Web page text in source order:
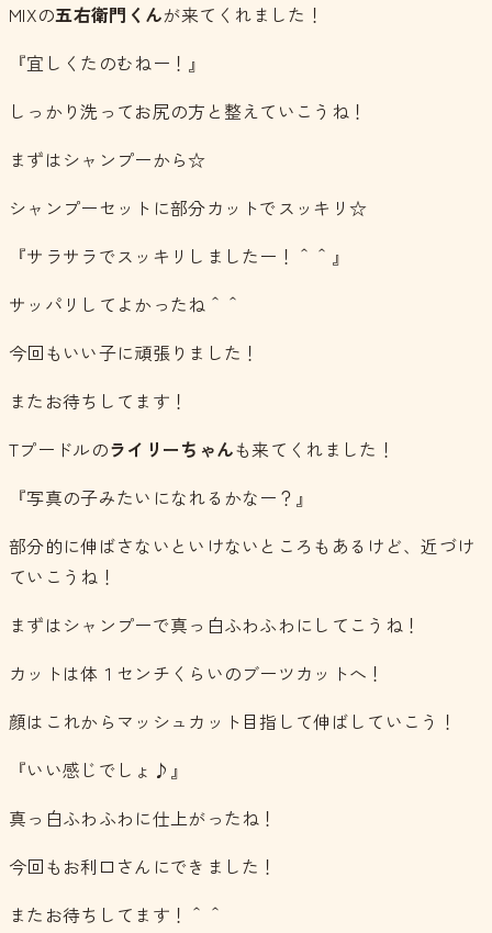
MIXの五右衛門くんが来てくれました！
『宜しくたのむねー！』
しっかり洗ってお尻の方と整えていこうね！
まずはシャンプーから☆
シャンプーセットに部分カットでスッキリ☆
『サラサラでスッキリしましたー！＾＾』
サッパリしてよかったね＾＾
今回もいい子に頑張りました！
またお待ちしてます！
Tプードルのライリーちゃんも来てくれました！
『写真の子みたいになれるかなー？』
部分的に伸ばさないといけないところもあるけど、近づけ
ていこうね！
まずはシャンプーで真っ白ふわふわにしてこうね！
カットは体１センチくらいのブーツカットへ！
顔はこれからマッシュカット目指して伸ばしていこう！
『いい感じでしょ♪』
真っ白ふわふわに仕上がったね！
今回もお利口さんにできました！
またお待ちしてます！＾＾